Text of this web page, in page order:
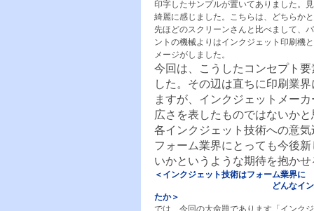
印字したサンプルが置いてありました。
綺麗に感じました。こちらは、どちらか
先ほどのスクリーンさんと比べまして、
ントの機械よりはインクジェット印刷機
メージがしました。
今回は、こうしたコンセプト
した。その辺は直ちに印刷業
ますが、インクジェットメー
広さを表したものではないか
各インクジェット技術への意
フォーム業界にとっても今後
いかというような期待を抱か
＜インクジェット技術はフォーム業界に
どんなインパクト
たか＞
では、今回の大命題であります「インク